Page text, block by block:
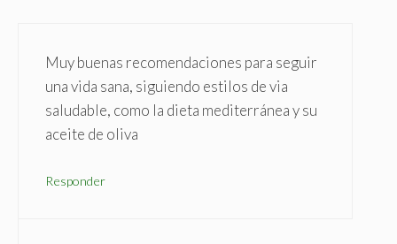
Muy buenas recomendaciones para seguir
una vida sana, siguiendo estilos de via
saludable, como la dieta mediterránea y su
aceite de oliva
Responder